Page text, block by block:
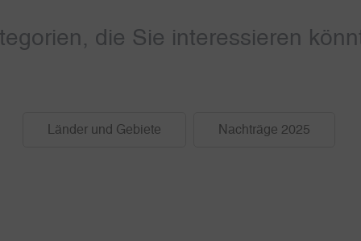
die Sie interessieren
Länder und Gebiete Nachträge 2025